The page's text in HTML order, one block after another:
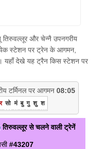
और चेन्नै उपनगरीय
स्टेशन पर ट्रेन के आगमन,
यहाँ देखे यह ट्रैन किस स्टेशन पर
टर्मिनल पर आगमन 08:05
सो मं बु गु शु श
तिरुवल्लूर से चलने वाली ट्रेनें
#43207